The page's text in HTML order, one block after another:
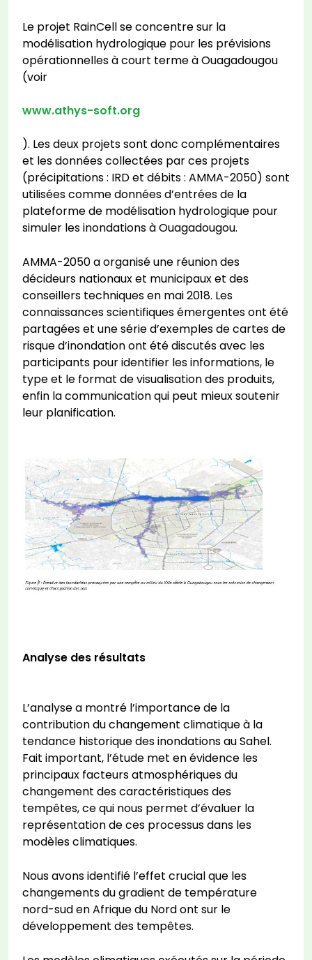
Le projet RainCell se concentre sur la
modélisation hydrologique pour les prévisions
opérationnelles à court terme à Ouagadougou
(voir
www.athys-soft.org
). Les deux projets sont donc complémentaires
et les données collectées par ces projets
(précipitations : IRD et débits : AMMA-2050) sont
utilisées comme données d’entrées de la
plateforme de modélisation hydrologique pour
simuler les inondations à Ouagadougou.
AMMA-2050 a organisé une réunion des
décideurs nationaux et municipaux et des
conseillers techniques en mai 2018. Les
connaissances scientifiques émergentes ont été
partagées et une série d’exemples de cartes de
risque d’inondation ont été discutés avec les
participants pour identifier les informations, le
type et le format de visualisation des produits,
enfin la communication qui peut mieux soutenir
leur planification.
Analyse des résultats
L’analyse a montré l’importance de la
contribution du changement climatique à la
tendance historique des inondations au Sahel.
Fait important, l’étude met en évidence les
principaux facteurs atmosphériques du
changement des caractéristiques des
tempêtes, ce qui nous permet d’évaluer la
représentation de ces processus dans les
modèles climatiques.
Nous avons identifié l’effet crucial que les
changements du gradient de température
nord-sud en Afrique du Nord ont sur le
développement des tempêtes.